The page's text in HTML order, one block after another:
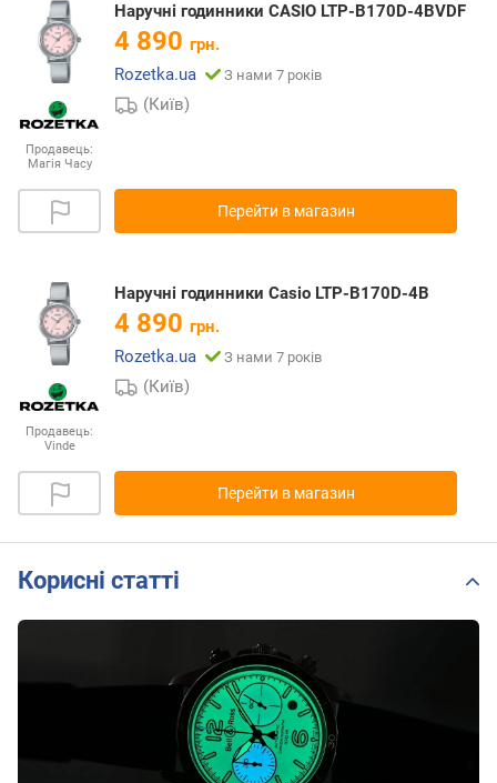
Продавець:
Магія Часу
Наручні годинники CASIO LTP-B170D-4BVDF
4 890 грн.
Rozetka.ua
З нами 7 років
(Київ)
Перейти в магазин
Продавець:
Vinde
Наручні годинники Casio LTP-B170D-4B
4 890 грн.
Rozetka.ua
З нами 7 років
(Київ)
Перейти в магазин
Корисні статті